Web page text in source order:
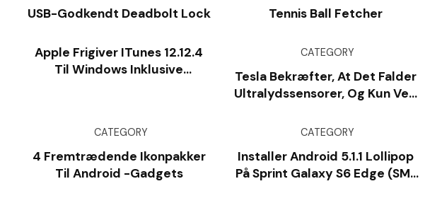
USB-Godkendt Deadbolt Lock Tennis Ball Fetcher
Apple Frigiver ITunes 12.12.4
Til Windows Inklusive
CATEGORY
Tesla Bekræfter, At Det Falder
Ultralydssensorer, Og Kun Ved
Kameraer
CATEGORY
4 Fremtrædende Ikonpakker
Til Android -gadgets
CATEGORY
Installer Android 5.1.1 Lollipop
På Sprint Galaxy S6 Edge (SM-